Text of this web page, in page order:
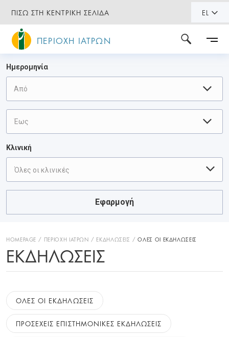
ΠΙΣΩ ΣΤΗ ΚΕΝΤΡΙΚΗ ΣΕΛΙΔΑ EL
ΠΕΡΙΟΧΗ ΙΑΤΡΩΝ
Ημερομηνία
Κλινική
Όλες οι κλινικές
Εφαρμογή
HOMEPAGE ΠΕΡΙΟΧΗ ΙΑΤΡΩΝ ΕΚΔΗΛΩΣΕΙΣ ΟΛΕΣ ΟΙ ΕΚΔΗΛΩΣΕΙΣ
ΕΚΔΗΛΏΣΕΙΣ
ΟΛΕΣ ΟΙ ΕΚΔΗΛΩΣΕΙΣ
ΠΡΟΣΕΧΕΙΣ ΕΠΙΣΤΗΜΟΝΙΚΕΣ ΕΚΔΗΛΩΣΕΙΣ